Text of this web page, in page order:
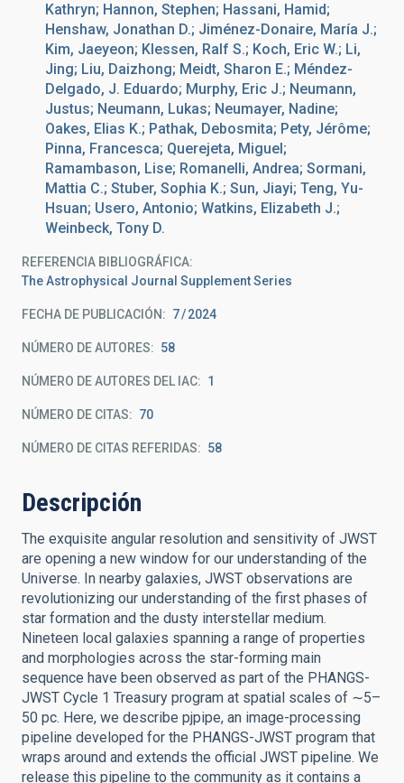
Kathryn; Hannon, Stephen; Hassani, Hamid;
Henshaw, Jonathan D.; Jiménez-Donaire, María J.;
Kim, Jaeyeon; Klessen, Ralf S.; Koch, Eric W.; Li,
Jing; Liu, Daizhong; Meidt, Sharon E.; Méndez-
Delgado, J. Eduardo; Murphy, Eric J.; Neumann,
Justus; Neumann, Lukas; Neumayer, Nadine;
Oakes, Elias K.; Pathak, Debosmita; Pety, Jérôme;
Pinna, Francesca; Querejeta, Miguel;
Ramambason, Lise; Romanelli, Andrea; Sormani,
Mattia C.; Stuber, Sophia K.; Sun, Jiayi; Teng, Yu-
Hsuan; Usero, Antonio; Watkins, Elizabeth J.;
Weinbeck, Tony D.
REFERENCIA BIBLIOGRÁFICA
The Astrophysical Journal Supplement Series
FECHA DE PUBLICACIÓN: 7 2024
NÚMERO DE AUTORES 58
NÚMERO DE AUTORES DEL IAC 1
NÚMERO DE CITAS 70
NÚMERO DE CITAS REFERIDAS 58
Descripción
The exquisite angular resolution and sensitivity of JWST
are opening a new window for our understanding of the
Universe. In nearby galaxies, JWST observations are
revolutionizing our understanding of the first phases of
star formation and the dusty interstellar medium.
Nineteen local galaxies spanning a range of properties
and morphologies across the star-forming main
sequence have been observed as part of the PHANGS-
JWST Cycle 1 Treasury program at spatial scales of ∼5–
50 pc. Here, we describe pjpipe, an image-processing
pipeline developed for the PHANGS-JWST program that
wraps around and extends the official JWST pipeline. We
release this pipeline to the community as it contains a